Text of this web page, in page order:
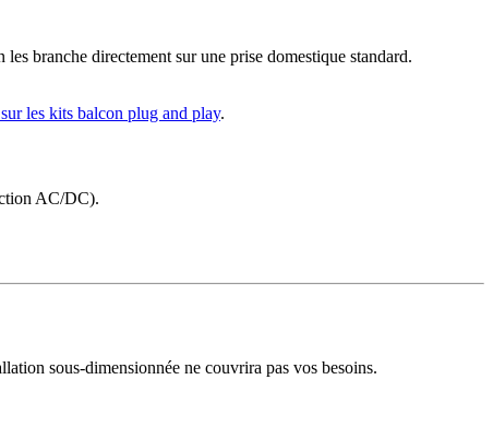
branche directement sur une prise domestique standard.
les kits balcon plug and play.
AC/DC).
sous-dimensionnée ne couvrira pas vos besoins.